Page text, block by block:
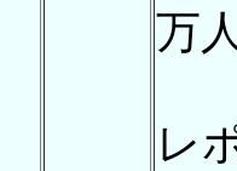
万
レ